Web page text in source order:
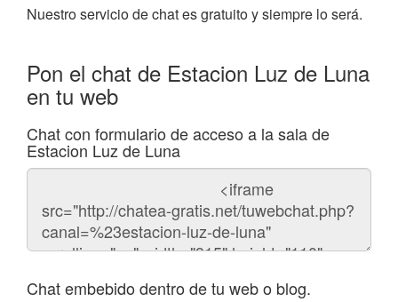
Nuestro servicio de chat es gratuito y siempre lo será.
Pon el chat de Estacion Luz de Luna
en tu web
Chat con formulario de acceso a la sala de
Estacion Luz de Luna
Código
chat
Chat embebido dentro de tu web o blog.